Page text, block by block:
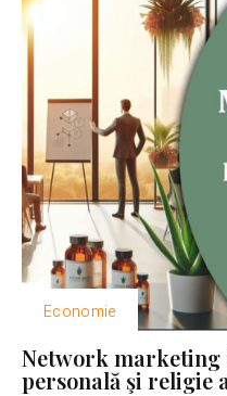
Economie
Network marketing
personală şi religie